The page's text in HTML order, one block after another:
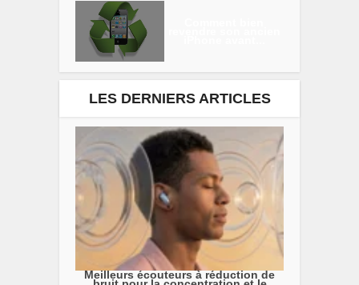
LES DERNIERS ARTICLES
Meilleurs écouteurs à réduction de